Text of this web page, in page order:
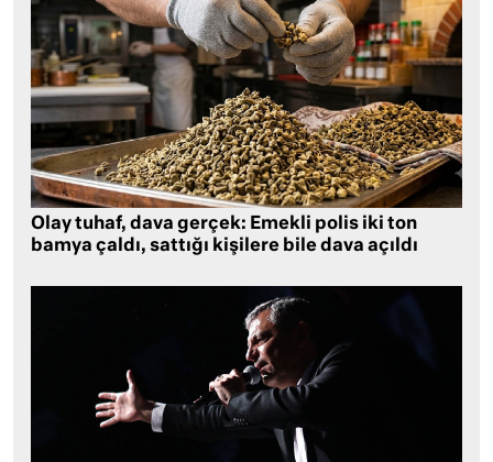
Olay tuhaf, dava gerçek: Emekli polis iki ton
bamya çaldı, sattığı kişilere bile dava açıldı